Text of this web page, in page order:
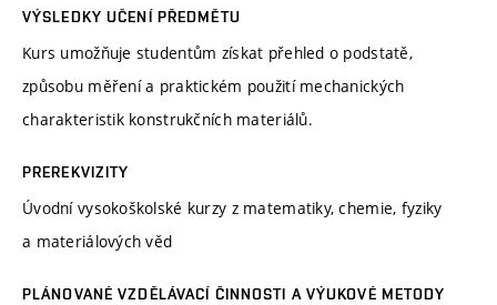
VÝSLEDKY UČENÍ PŘEDMĚTU
Kurs umožňuje studentům získat přehled o podstatě,
způsobu měření a praktickém použití mechanických
charakteristik konstrukčních materiálů.
PREREKVIZITY
Úvodní vysokoškolské kurzy z matematiky, chemie, fyziky
a materiálových věd
PLÁNOVANÉ VZDĚLÁVACÍ ČINNOSTI A VÝUKOVÉ METODY